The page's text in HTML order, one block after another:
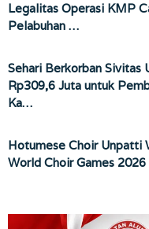
Legalitas Operasi KMP
Pelabuhan …
Sehari Berkorban Sivitas
Rp309,6 Juta untuk
Ka…
Hotumese Choir Unpatti
World Choir Games